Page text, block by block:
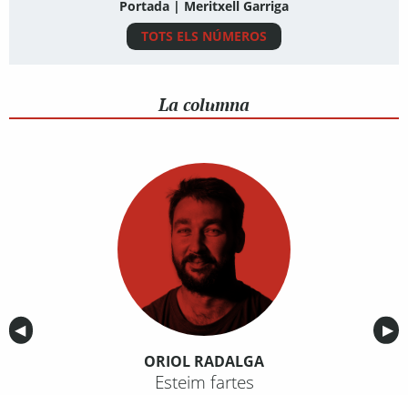
Portada | Meritxell Garriga
TOTS ELS NÚMEROS
La columna
Anterior
◀︎ ▶︎
ORIOL RADALGA
Esteim fartes